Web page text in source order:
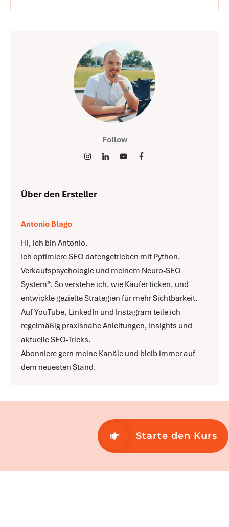
Follow
Über den Ersteller
Antonio Blago
Hi, ich bin Antonio.
Ich optimiere SEO datengetrieben mit Python,
Verkaufspsychologie und meinem Neuro-SEO
System®. So verstehe ich, wie Käufer ticken, und
entwickle gezielte Strategien für mehr Sichtbarkeit.
Auf YouTube, LinkedIn und Instagram teile ich
regelmäßig praxisnahe Anleitungen, Insights und
aktuelle SEO-Tricks.
Abonniere gern meine Kanäle und bleib immer auf
dem neuesten Stand.
Starte den Kurs